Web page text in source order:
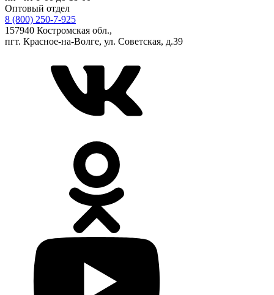
Оптовый отдел
8 (800) 250-7-925
157940 Костромская обл.,
пгт. Красное-на-Волге, ул. Советская, д.39